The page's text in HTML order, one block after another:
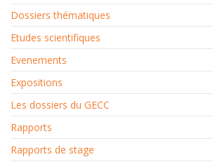
Dossiers thématiques
Etudes scientifiques
Evenements
Expositions
Les dossiers du GECC
Rapports
Rapports de stage